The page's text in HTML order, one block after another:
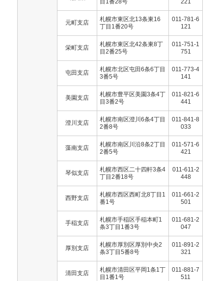
目1番28号
221
元町支店
札幌市東区北13条東16
丁目1番20号
011-781-6
121
栄町支店
札幌市東区北42条東8丁
目2番25号
011-751-1
751
屯田支店
札幌市北区屯田6条6丁目
3番5号
011-773-4
141
美園支店
札幌市豊平区美園3条4丁
目3番2号
011-821-6
441
澄川支店
札幌市南区澄川6条4丁目
2番8号
011-841-8
033
藻南支店
札幌市南区川沿8条2丁目
2番5号
011-571-6
421
琴似支店
札幌市西区二十四軒3条4
丁目2番18号
011-611-2
448
西野支店
札幌市西区西町北8丁目1
番1号
011-661-2
501
手稲支店
札幌市手稲区手稲本町1
条3丁目1番3号
011-681-2
047
厚別支店
札幌市厚別区厚別中央2
条3丁目5番8号
011-891-2
321
清田支店
札幌市清田区平岡1条1丁
目1番1号
011-881-7
511